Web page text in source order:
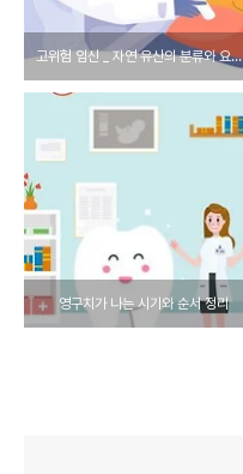
고위험 임신 _ 자연 유산의 분류와 요점 정리
영구치가 나는 시기와 순서 정리